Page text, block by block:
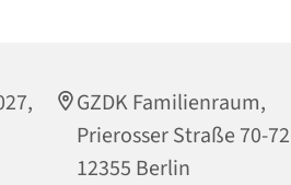
GZDK Familienraum,
Prierosser Straße 70-
12355 Berlin